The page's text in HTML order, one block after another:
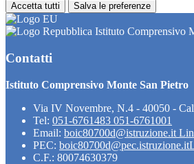
Accetta tutti Salva le preferenze
Istituto Comprensivo
Contatti
Istituto Comprensivo Monte San Pietro
Via IV Novembre, N.4 - 40050 -
Tel: 051-6761483 051-6761001
Email: boic80700d@istruzione.it
PEC: boic80700d@pec.istruzione.it
C.F.: 80074630379